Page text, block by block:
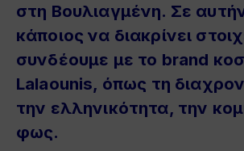
στη Βουλιαγμένη. Σε
κάποιος να διακρίνει
συνδέουμε με το brand
Lalaounis, όπως τη
την ελληνικότητα, την
φως.